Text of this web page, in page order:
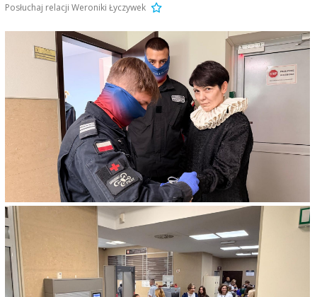
Posłuchaj relacji Weroniki Łyczywek